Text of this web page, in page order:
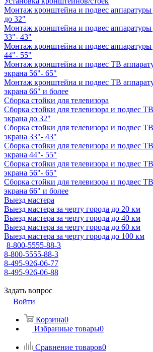
Монтаж кронштейна и подвес аппаратуры
до 32"
Монтаж кронштейна и подвес аппаратуры
33"- 43"
Монтаж кронштейна и подвес аппаратуры
44"- 55"
Монтаж кронштейна и подвес ТВ
экрана 56"- 65"
Монтаж кронштейна и подвес ТВ
экрана 66" и более
Сборка стойки для телевизора
Сборка стойки для телевизора и подвес
экрана до 32"
Сборка стойки для телевизора и подвес
экрана 33"- 43"
Сборка стойки для телевизора и подвес
экрана 44"- 55"
Сборка стойки для телевизора и подвес
экрана 56"- 65"
Сборка стойки для телевизора и подвес
экрана 66" и более
Выезд мастера
Выезд мастера за черту города до 20 км
Выезд мастера за черту города до 40 км
Выезд мастера за черту города до 60 км
Выезд мастера за черту города до 100 км
8-800-5555-88-3
8-800-5555-88-3
8-495-926-06-77
8-495-926-06-88
Задать вопрос
Войти
Корзина0
Избранные товары0
Сравнение товаров0